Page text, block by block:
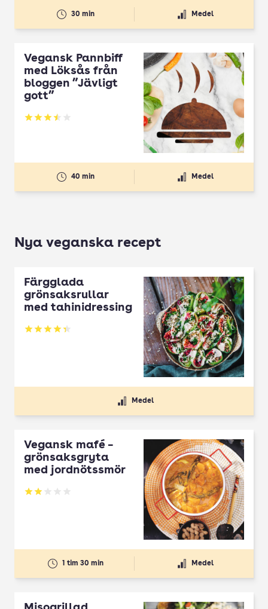
30 min Medel
Vegansk Pannbiff
med Löksås från
bloggen ”Jävligt
gott”
Betyg: 3.5 av 5
40 min Medel
Nya veganska recept
Färgglada
grönsaksrullar
med tahinidressing
Betyg: 4.35 av 5
Medel
Vegansk mafé –
grönsaksgryta
med jordnötssmör
Betyg: 1.94 av 5
1 tim 30 min Medel